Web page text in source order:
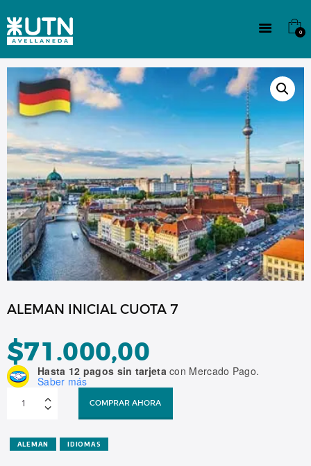
0
CULTURA
SEDE G. PANE (MITRE)
DOMÍNICO
CONTACTO
ALEMAN INICIAL CUOTA 7
$71.000,00
Hasta 12 pagos sin tarjeta con Mercado Pago.
Saber más
INICIAL
CUOTA
COMPRAR AHORA
ALEMAN IDIOMAS